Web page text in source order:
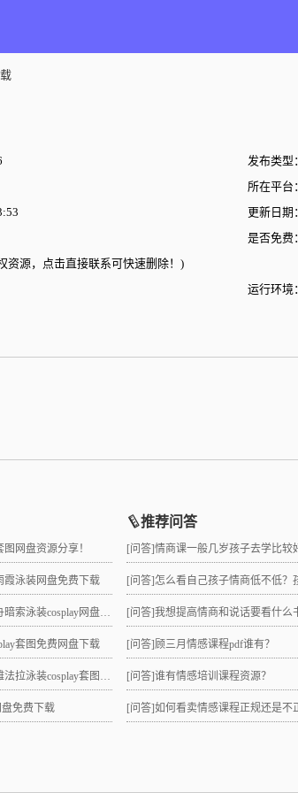
发布类型
所在平台
更新日期
是否免费
资源，点击直接联系可快速删除！)
运行环境
网盘资源分享！
霞泳装网盘免费下载
泳装cosplay网盘分享！
套图免费网盘下载
cosplay套图网盘免费下载
盘免费下载
推荐问答
[问答]情商课一般几岁孩子去学比较
[问答] 怎么看自己孩子情商低不低？孩子情商
[问答]我想提高情商和说话要看什么
[问答]顾三月情感课程pdf谁有？
[问答]谁有情感培训课程资源？
[问答]如何看卖情感课程正规还是不